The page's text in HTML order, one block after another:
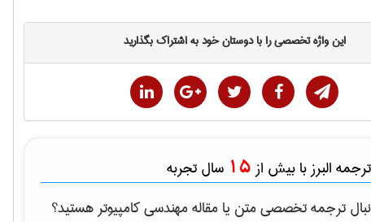
این واژه تخصصی را با دوستان خود به اشتراک بگذارید
البرز با بیش از 15 سال تجربه
ترجمه تخصصی متن یا مقالهمهندسی كامپيوترهستید؟